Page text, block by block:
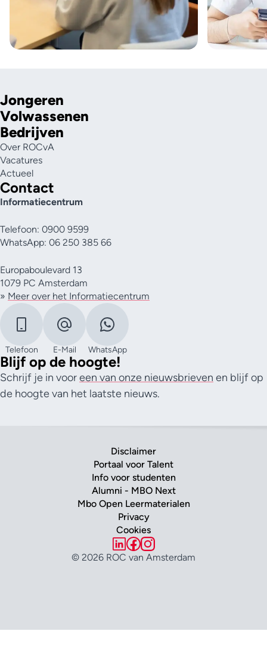
Jongeren
Volwassenen
Bedrijven
Over ROCvA
Vacatures
Actueel
Contact
Informatiecentrum
Telefoon: 0900 9599
WhatsApp: 06 250 385 66
Europaboulevard 13
1079 PC Amsterdam
» Meer over het Informatiecentrum
Telefoon E-Mail WhatsApp
Blijf op de hoogte!
Schrijf je in vooreen van onze nieuwsbrieven en blijf op
de hoogte van het laatste nieuws.
Disclaimer
Portaal voor Talent
Info voor studenten
Alumni - MBO Next
Mbo Open Leermaterialen
Privacy
Cookies
© 2026 ROC van Amsterdam